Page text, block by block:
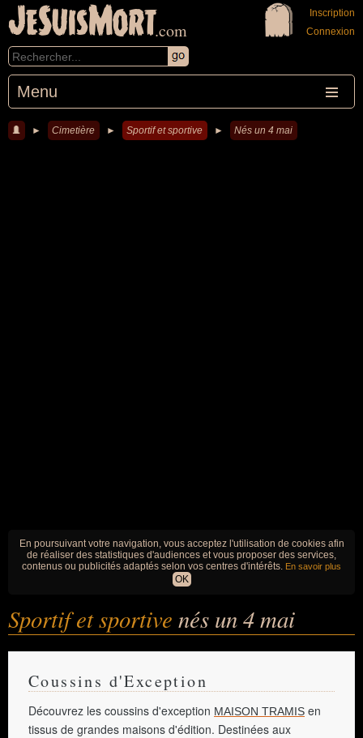
JeSuisMort.com
Menu
Inscription
Connexion
► Cimetière ► Sportif et sportive ► Nés un 4 mai
En poursuivant votre navigation, vous acceptez l'utilisation de cookies afin
de réaliser des statistiques d'audiences et vous proposer des services,
contenus ou publicités adaptés selon vos centres d'intérêts. En savoir plus
OK
Sportif et sportive nés un 4 mai
Coussins d'Exception
Découvrez les coussins d'exception MAISON TRAMIS en
tissus de grandes maisons d'édition. Destinées aux